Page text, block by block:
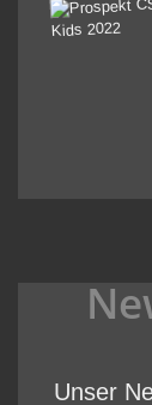
Unser